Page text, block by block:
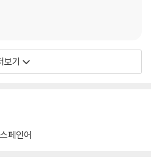
보기
스페인어